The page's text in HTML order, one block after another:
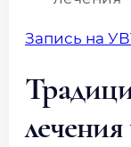
Запись на